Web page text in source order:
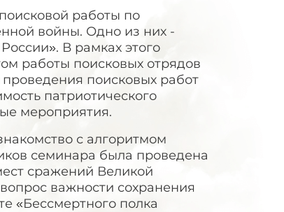
работы по
войны. Одно из них -
В рамках этого
работы поисковых отрядов
поисковых работ
патриотического
мероприятия.
с алгоритмом
семинара была проведена
сражений Великой
важности сохранения
«Бессмертного полка